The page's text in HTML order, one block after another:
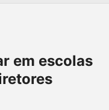
em escolas